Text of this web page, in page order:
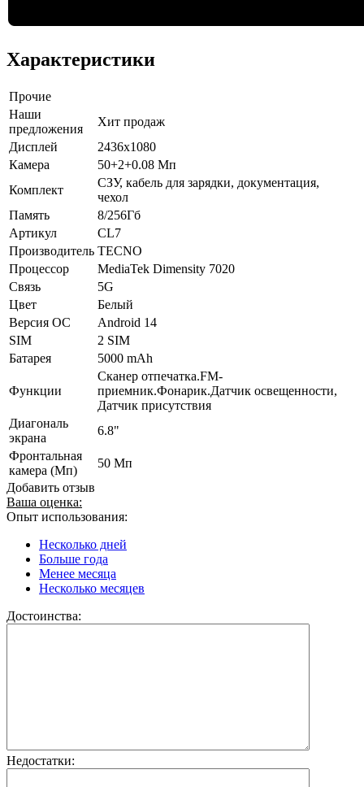
Характеристики
Прочие
Наши
предложения
Хит продаж
Дисплей
2436x1080
Камера
50+2+0.08 Мп
Комплект
СЗУ, кабель для зарядки, документация,
чехол
Память
8/256Гб
Артикул
CL7
Производитель TECNO
Процессор
MediaTek Dimensity 7020
Связь
5G
Цвет
Белый
Версия ОС
Android 14
SIM
2 SIM
Батарея
5000 mAh
Функции
Сканер отпечатка.FM-
приемник.Фонарик.Датчик освещенности,
Датчик присутствия
Диагональ
экрана
6.8"
Фронтальная
камера (Мп)
50 Мп
Добавить отзыв
Ваша оценка:
Опыт использования:
Несколько дней
Больше года
Менее месяца
Несколько месяцев
Достоинства:
Недостатки: